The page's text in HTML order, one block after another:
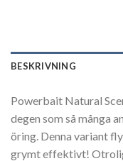
BESKRIVNING
Powerbait Natural
degen som så många
öring. Denna variant
grymt effektivt!